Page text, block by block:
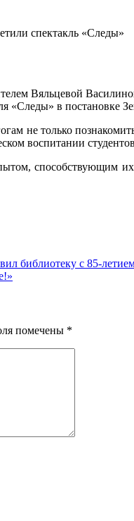
спектакль «Следы»
Вяльцевой
«Следы» в постановке
не только
воспитании
способствующим
библиотеку с 85-
помечены *